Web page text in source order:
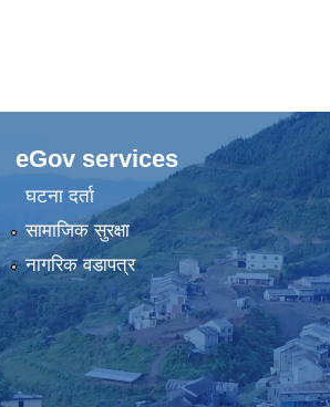
eGov services
घटना दर्ता
सामाजिक सुरक्षा
नागरिक वडापत्र